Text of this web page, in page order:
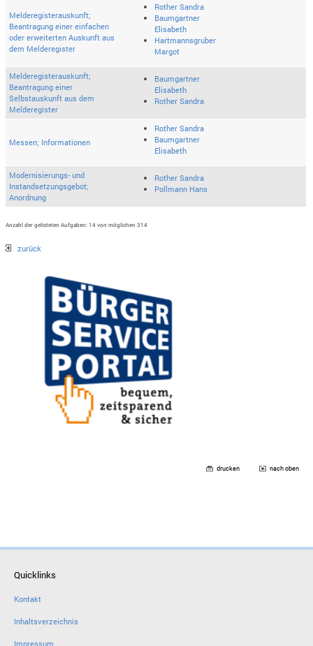
Melderegisterauskunft;
Beantragung einer einfachen
oder erweiterten Auskunft aus
dem Melderegister
Rother Sandra
Baumgartner
Elisabeth
Hartmannsgruber
Margot
Melderegisterauskunft;
Beantragung einer
Selbstauskunft aus dem
Melderegister
Baumgartner
Elisabeth
Rother Sandra
Messen; Informationen
Rother Sandra
Baumgartner
Elisabeth
Modernisierungs- und
Instandsetzungsgebot;
Anordnung
Rother Sandra
Pollmann Hans
Anzahl der gelisteten Aufgaben: 14 von möglichen 314
zurück
drucken nach oben
Quicklinks
Kontakt
Inhaltsverzeichnis
Impressum